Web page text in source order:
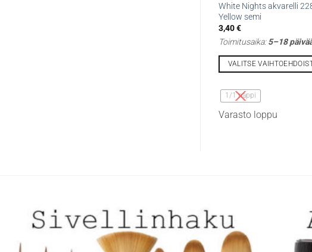
White Nights akvarelli
Yellow semi
3,40€
Toimitusaika:5–18
VALITSE
tuotteella
useampi
1/1 nappi
Varasto loppu